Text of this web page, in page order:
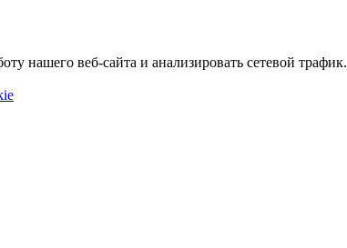
нашего веб-сайта и анализировать сетевой трафик.